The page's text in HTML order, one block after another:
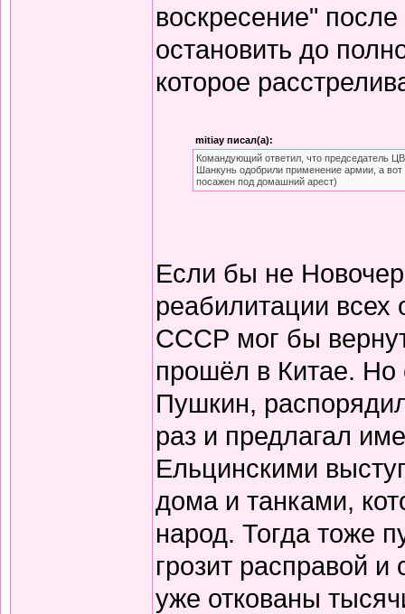
воскресение"
остановить до
которое
mitiay писал(а):
Командующий ответил, что председатель
Шанкунь одобрили применение армии, а
посажен под домашний арест)
Если бы не
реабилитации всех
СССР мог бы
прошёл в Китае. Но
Пушкин,
раз и предлагал
Ельцинскими
дома и танками,
народ. Тогда тоже
грозит расправой
уже откованы